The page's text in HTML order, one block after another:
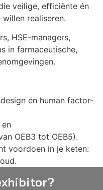
veilige, efficiënte én
realiseren.
HSE-managers,
in farmaceutische,
én human factor-
OEB3 tot OEB5).
voordoen in je keten: